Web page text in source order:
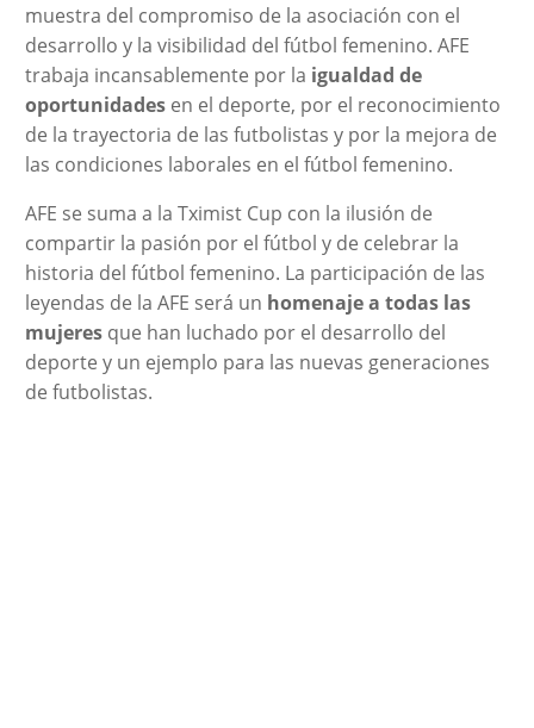
muestra del compromiso de la asociación con el
desarrollo y la visibilidad del fútbol femenino. AFE
trabaja incansablemente por la igualdad de
oportunidades en el deporte, por el reconocimiento
de la trayectoria de las futbolistas y por la mejora de
las condiciones laborales en el fútbol femenino.
AFE se suma a la Tximist Cup con la ilusión de
compartir la pasión por el fútbol y de celebrar la
historia del fútbol femenino. La participación de las
leyendas de la AFE será un homenaje a todas las
mujeresque han luchado por el desarrollo del
deporte y un ejemplo para las nuevas generaciones
de futbolistas.